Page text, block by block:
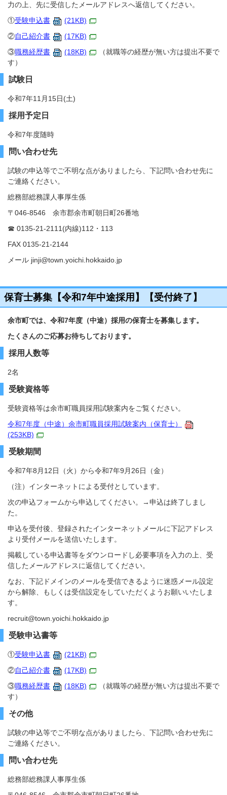
力の上、先に受信したメールアドレスへ返信してください。
①受験申込書
(21KB)
②自己紹介書
(17KB)
③職務経歴書 (18KB)
（就職等の経歴が無い方は提出不要で
す）
試験日
令和7年11月15日(土)
採用予定日
令和7年度随時
問い合わせ先
試験の申込等でご不明な点がありましたら、下記問い合わせ先に
ご連絡ください。
総務部総務課人事厚生係
〒046-8546 余市郡余市町朝日町26番地
☎ 0135-21-2111(内線)112・113
FAX 0135-21-2144
メール jinji@town.yoichi.hokkaido.jp
保育士募集【令和7年中途採用】【受付終了】
余市町では、令和7年度（中途）採用の保育士を募集します。
たくさんのご応募お待ちしております。
採用人数等
2名
受験資格等
受験資格等は余市町職員採用試験案内をご覧ください。
令和7年度（中途）余市町職員採用試験案内（保育士）
(253KB)
受験期間
令和7年8月12日（火）から令和7年9月26日（金）
（注）インターネットによる受付としています。
次の申込フォームから申込してください。→申込は終了しまし
た。
申込を受付後、登録されたインターネットメールに下記アドレス
より受付メールを送信いたします。
掲載している申込書等をダウンロードし必要事項を入力の上、受
信したメールアドレスに返信してください。
なお、下記ドメインのメールを受信できるように迷惑メール設定
から解除、もしくは受信設定をしていただくようお願いいたしま
す。
recruit@town.yoichi.hokkaido.jp
受験申込書等
①受験申込書
(21KB)
②自己紹介書
(17KB)
③職務経歴書 (18KB)
（就職等の経歴が無い方は提出不要で
す）
その他
試験の申込等でご不明な点がありましたら、下記問い合わせ先に
ご連絡ください。
問い合わせ先
総務部総務課人事厚生係